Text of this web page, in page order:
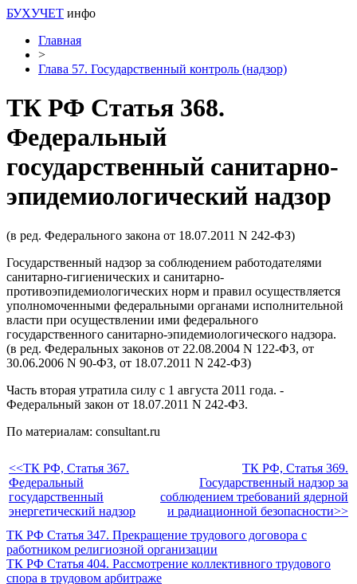
БУХУЧЕТ инфо
Главная
>
Глава 57. Государственный контроль (надзор)
ТК РФ Статья 368.
Федеральный
государственный санитарно-
эпидемиологический надзор
(в ред. Федерального закона от 18.07.2011 N 242-ФЗ)
Государственный надзор за соблюдением работодателями
санитарно-гигиенических и санитарно-
противоэпидемиологических норм и правил осуществляется
уполномоченными федеральными органами исполнительной
власти при осуществлении ими федерального
государственного санитарно-эпидемиологического надзора.
(в ред. Федеральных законов от 22.08.2004 N 122-ФЗ, от
30.06.2006 N 90-ФЗ, от 18.07.2011 N 242-ФЗ)
Часть вторая утратила силу с 1 августа 2011 года. -
Федеральный закон от 18.07.2011 N 242-ФЗ.
По материалам: consultant.ru
<<ТК РФ, Статья 367.
Федеральный
государственный
энергетический надзор
ТК РФ, Статья 369.
Государственный надзор за
соблюдением требований ядерной
и радиационной безопасности>>
ТК РФ Статья 347. Прекращение трудового договора с
работником религиозной организации
ТК РФ Статья 404. Рассмотрение коллективного трудового
спора в трудовом арбитраже